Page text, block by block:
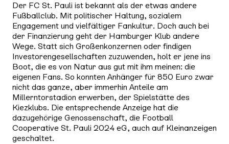
Der FC St. Pauli ist bekannt als der etwas andere
Fußballclub. Mit politischer Haltung, sozialem
Engagement und vielfältiger Fankultur. Doch auch bei
der Finanzierung geht der Hamburger Klub andere
Wege. Statt sich Großenkonzernen oder findigen
Investorengesellschaften zuzuwenden, holt er jene ins
Boot, die es von Natur aus gut mit ihm meinen: die
eigenen Fans. So konnten Anhänger für 850 Euro zwar
nicht das ganze, aber immerhin Anteile am
Millerntorstadion erwerben, der Spielstätte des
Kiezklubs. Die entsprechende Anzeige hat die
dazugehörige Genossenschaft, die Football
Cooperative St. Pauli 2024 eG, auch auf Kleinanzeigen
geschaltet.